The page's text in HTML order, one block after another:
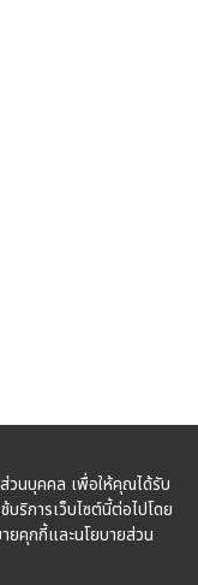
วนบุคคล เพื่อให้คุณได้รับ
ริการเว็บไซต์นี้ต่อไปโดย
ยคุกกี้และนโยบายส่วน